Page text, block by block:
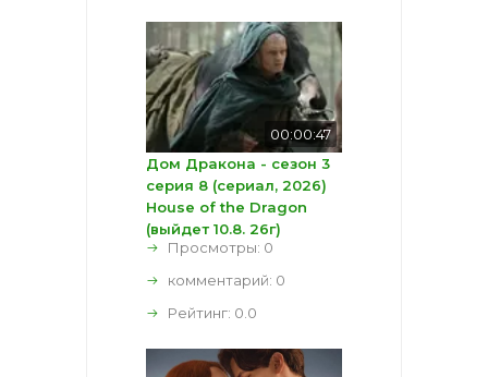
00:00:47
Дом Дракона - сезон 3
серия 8 (сериал, 2026)
House of the Dragon
(выйдет 10.8. 26г)
Просмотры: 0
комментарий: 0
Рейтинг: 0.0